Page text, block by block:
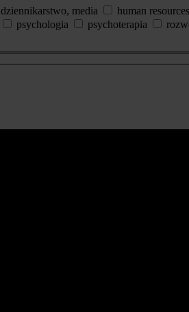
dziennikarstwo, media human resources
psychologia psychoterapia